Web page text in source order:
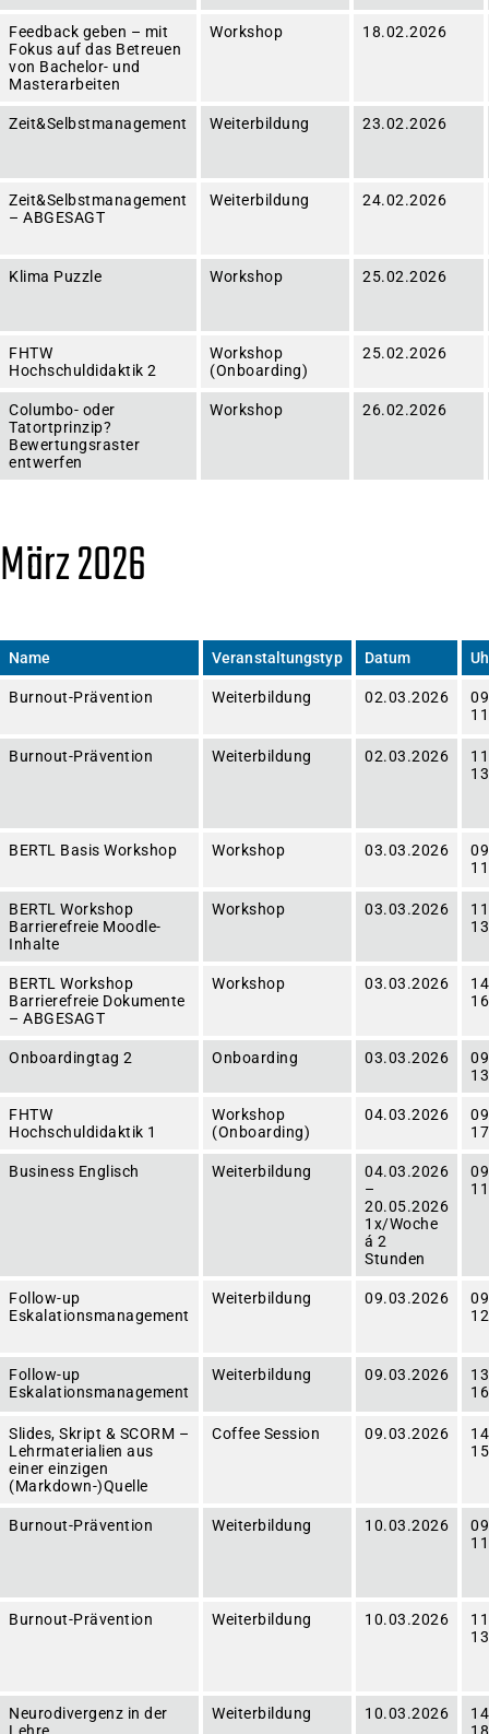
Feedback geben – mit
Fokus auf das Betreuen
von Bachelor- und
Masterarbeiten
Workshop 18.02.2026
Zeit&Selbstmanagement Weiterbildung 23.02.2026
Zeit&Selbstmanagement
– ABGESAGT
Weiterbildung 24.02.2026
Klima Puzzle Workshop 25.02.2026
FHTW
Hochschuldidaktik 2
Workshop
(Onboarding)
25.02.2026
Columbo- oder
Tatortprinzip?
Bewertungsraster
entwerfen
Workshop 26.02.2026
März 2026
Name Veranstaltungstyp Datum
Burnout-Prävention Weiterbildung 02.03.2026
Burnout-Prävention Weiterbildung 02.03.2026
BERTL Basis Workshop Workshop 03.03.2026
BERTL Workshop
Barrierefreie Moodle-
Inhalte
Workshop 03.03.2026
BERTL Workshop
Barrierefreie Dokumente
– ABGESAGT
Workshop 03.03.2026
Onboardingtag 2 Onboarding 03.03.2026
FHTW
Hochschuldidaktik 1
Workshop
(Onboarding)
04.03.2026
Business Englisch Weiterbildung
04.03.2026
–
20.05.2026
1x/Woche
á 2
Stunden
Follow-up
Eskalationsmanagement
Weiterbildung 09.03.2026
Follow-up
Eskalationsmanagement
Weiterbildung 09.03.2026
Slides, Skript & SCORM –
Lehrmaterialien aus
einer einzigen
(Markdown-)Quelle
Coffee Session 09.03.2026
Burnout-Prävention Weiterbildung 10.03.2026
Burnout-Prävention Weiterbildung 10.03.2026
Neurodivergenz in der
Weiterbildung 10.03.2026